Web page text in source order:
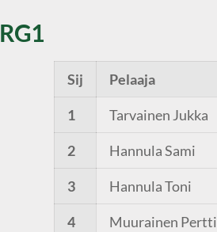
RG1
Sij Pelaaja
1 Tarvainen Jukka
2 Hannula Sami
3 Hannula Toni
4 Muurainen Pertti